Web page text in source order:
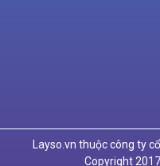
Layso.vn thuộc công ty
Copyright 2017